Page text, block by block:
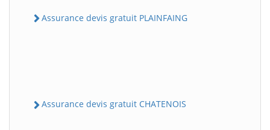
Assurance devis gratuit PLAINFAING
Assurance devis gratuit CHATENOIS